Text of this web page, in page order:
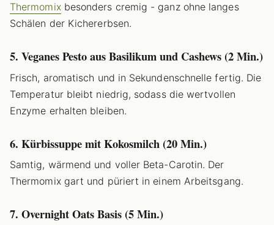
Thermomixbesonders cremig - ganz ohne langes
Schälen der Kichererbsen.
5. Veganes Pesto aus Basilikum und Cashews (2 Min.)
Frisch, aromatisch und in Sekundenschnelle fertig. Die
Temperatur bleibt niedrig, sodass die wertvollen
Enzyme erhalten bleiben.
6. Kürbissuppe mit Kokosmilch (20 Min.)
Samtig, wärmend und voller Beta-Carotin. Der
Thermomix gart und püriert in einem Arbeitsgang.
7. Overnight Oats Basis (5 Min.)